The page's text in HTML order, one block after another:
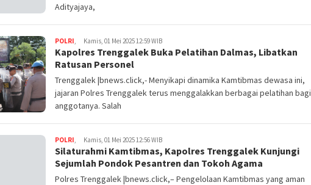
Adityajaya,
POLRI Kamis, 01 Mei 2025 12:59 WIB
Kapolres Trenggalek Buka Pelatihan Dalmas, Libatkan
Ratusan Personel
Trenggalek |bnews.click,- Menyikapi dinamika Kamtibmas dewasa ini,
jajaran Polres Trenggalek terus menggalakkan berbagai pelatihan bagi
anggotanya. Salah
POLRI Kamis, 01 Mei 2025 12:56 WIB
Silaturahmi Kamtibmas, Kapolres Trenggalek Kunjungi
Sejumlah Pondok Pesantren dan Tokoh Agama
Polres Trenggalek |bnews.click,– Pengelolaan Kamtibmas yang aman